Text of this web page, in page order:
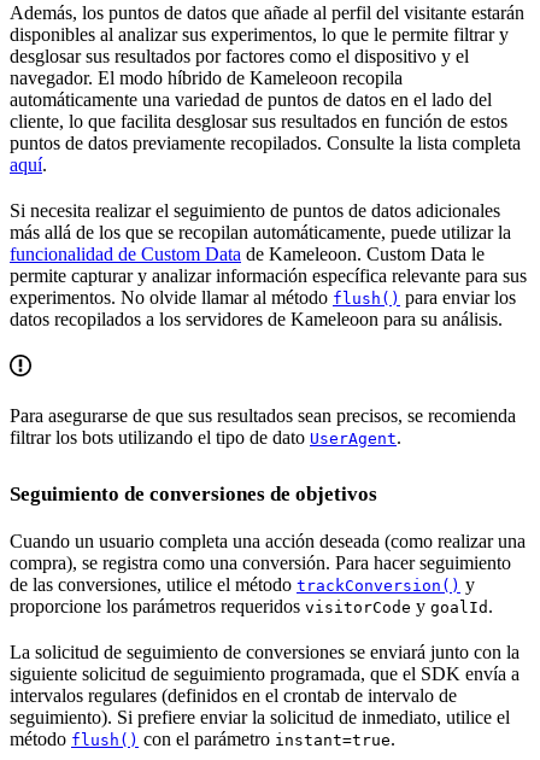
Además, los puntos de datos que añade al perfil del visitante estarán
disponibles al analizar sus experimentos, lo que le permite filtrar y
desglosar sus resultados por factores como el dispositivo y el
navegador. El modo híbrido de Kameleoon recopila
automáticamente una variedad de puntos de datos en el lado del
cliente, lo que facilita desglosar sus resultados en función de estos
puntos de datos previamente recopilados. Consulte la lista completa
aquí.
Si necesita realizar el seguimiento de puntos de datos adicionales
más allá de los que se recopilan automáticamente, puede utilizar la
funcionalidad de Custom Data de Kameleoon. Custom Data le
permite capturar y analizar información específica relevante para sus
experimentos. No olvide llamar al método flush() para enviar los
datos recopilados a los servidores de Kameleoon para su análisis.
Para asegurarse de que sus resultados sean precisos, se recomienda
filtrar los bots utilizando el tipo de dato UserAgent.
Seguimiento de conversiones de objetivos
Cuando un usuario completa una acción deseada (como realizar una
compra), se registra como una conversión. Para hacer seguimiento
de las conversiones, utilice el método trackConversion() y
proporcione los parámetros requeridos visitorCode y goalId .
La solicitud de seguimiento de conversiones se enviará junto con la
siguiente solicitud de seguimiento programada, que el SDK envía a
intervalos regulares (definidos en el crontab de intervalo de
seguimiento). Si prefiere enviar la solicitud de inmediato, utilice el
método flush() con el parámetro instant=true.